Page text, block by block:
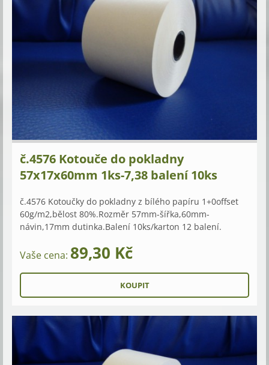
č.4576 Kotouče do pokladny
57x17x60mm 1ks-7,38 balení 10ks
č.4576 Kotoučky do pokladny z bílého papíru 1+0offset
60g/m2,bělost 80%.Rozměr 57mm-šířka,60mm-
návin,17mm dutinka.Balení 10ks/karton 12 balení.
Vaše cena: 89,30 Kč